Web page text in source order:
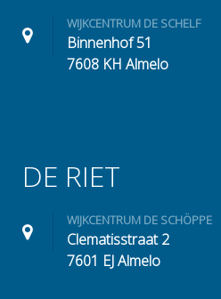
WIJKCENTRUM DE SCHELF
Binnenhof 51
7608 KH Almelo
DE RIET
WIJKCENTRUM DE SCHÖPPE
Clematisstraat 2
7601 EJ Almelo